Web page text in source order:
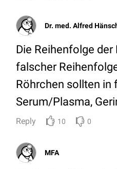
Dr. med. Alfred
Die Reihenfolge
falscher
Röhrchen sollten in
Serum/Plasma,
Reply 10 0
MFA